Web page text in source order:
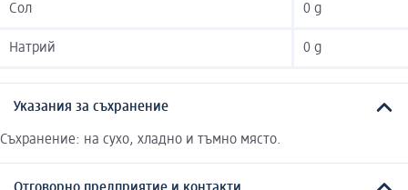
Сол 0 g
Натрий 0 g
Указания за съхранение
Съхранение: на сухо, хладно и тъмно място.